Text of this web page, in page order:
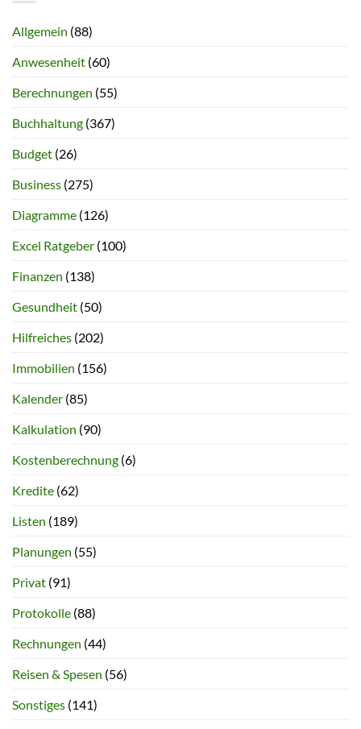
Allgemein (88)
Anwesenheit (60)
Berechnungen (55)
Buchhaltung (367)
Budget (26)
Business (275)
Diagramme (126)
Excel Ratgeber (100)
Finanzen (138)
Gesundheit (50)
Hilfreiches (202)
Immobilien (156)
Kalender (85)
Kalkulation (90)
Kostenberechnung (6)
Kredite (62)
Listen (189)
Planungen (55)
Privat (91)
Protokolle (88)
Rechnungen (44)
Reisen & Spesen (56)
Sonstiges (141)